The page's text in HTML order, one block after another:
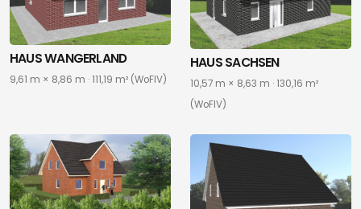
HAUS WANGERLAND
9,61 m × 8,86 m · 111,19 m² (WoFIV)
HAUS SACHSEN
10,57 m × 8,63 m · 130,16 m²
(WoFIV)